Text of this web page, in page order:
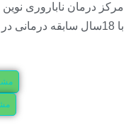
مرکز درمان ناباروری نوین
با 18سال سابقه درمانی در شرق کشور